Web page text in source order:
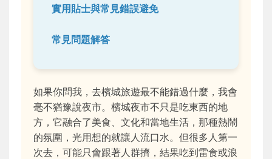
實用貼士與常見錯誤避免
常見問題解答
如果你問我，去檳城旅遊最不能錯過什麼，我會
毫不猶豫說夜市。檳城夜市不只是吃東西的地
方，它融合了美食、文化和當地生活，那種熱鬧
的氛圍，光用想的就讓人流口水。但很多人第一
次去，可能只會跟著人群擠，結果吃到雷食或浪